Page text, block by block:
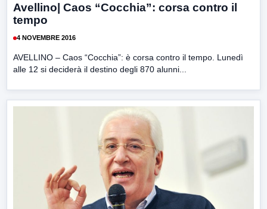
Avellino| Caos “Cocchia”: corsa contro il
tempo
4 NOVEMBRE 2016
AVELLINO – Caos “Cocchia”: è corsa contro il tempo. Lunedì
alle 12 si deciderà il destino degli 870 alunni...